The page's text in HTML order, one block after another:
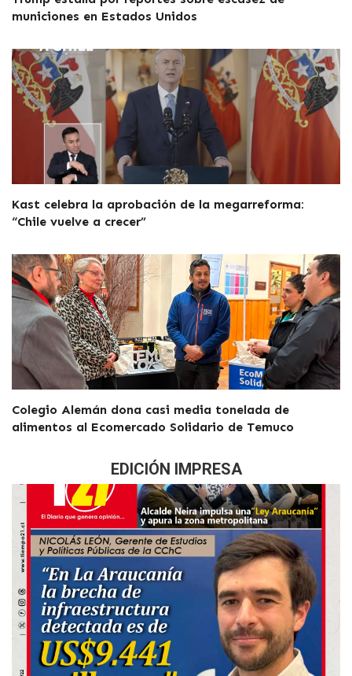
municiones en Estados Unidos
Kast celebra la aprobación de la megarreforma:
“Chile vuelve a crecer”
Colegio Alemán dona casi media tonelada de
alimentos al Ecomercado Solidario de Temuco
EDICIÓN IMPRESA